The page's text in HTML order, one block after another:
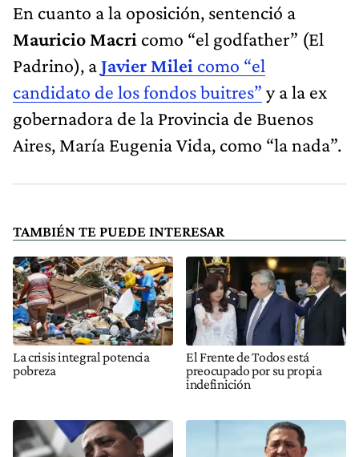
En cuanto a la oposición, sentenció a
Mauricio Macri como “el godfather” (El
Padrino), aJavier Milei como “el
candidato de los fondos buitres” y a la ex
gobernadora de la Provincia de Buenos
Aires, María Eugenia Vida, como “la nada”.
TAMBIÉN TE PUEDE INTERESAR
La crisis integral potencia
pobreza
El Frente de Todos está
preocupado por su propia
indefinición